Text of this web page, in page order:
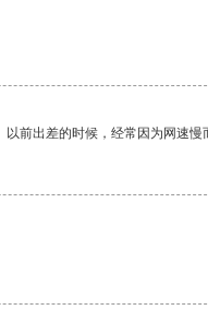
出差的时候，经常因为网速